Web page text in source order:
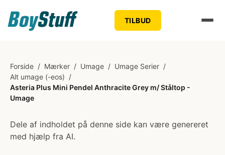
TILBUD
Forside / Mærker / Umage / Umage Serier /
Alt umage (-eos) /
Asteria Plus Mini Pendel Anthracite Grey m/ Ståltop -
Umage
Dele af indholdet på denne side kan være genereret
med hjælp fra AI.